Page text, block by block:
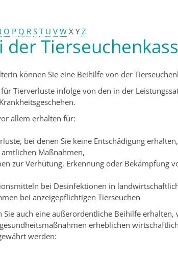
O P Q R S T U V W X Y Z
der
können Sie eine Beihilfe von der
Tierverluste infolge von den in der
allem erhalten für:
bei denen Sie keine Entschädigung erhalten,
Maßnahmen,
zur Verhütung, Erkennung oder Bekämpfung
bei Desinfektionen in
bei anzeigepflichtigen Tierseuchen
auch eine außerordentliche Beihilfe erhalten,
erheblichen
werden: